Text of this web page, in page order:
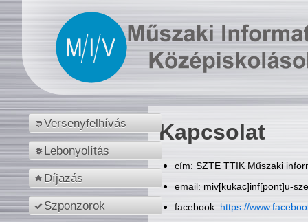
Versenyfelhívás
Lebonyolítás
Díjazás
Szponzorok
Kapcsolat
cím: SZTE TTIK Műszaki
email: miv[kukac]inf[pont]u-
facebook: https://